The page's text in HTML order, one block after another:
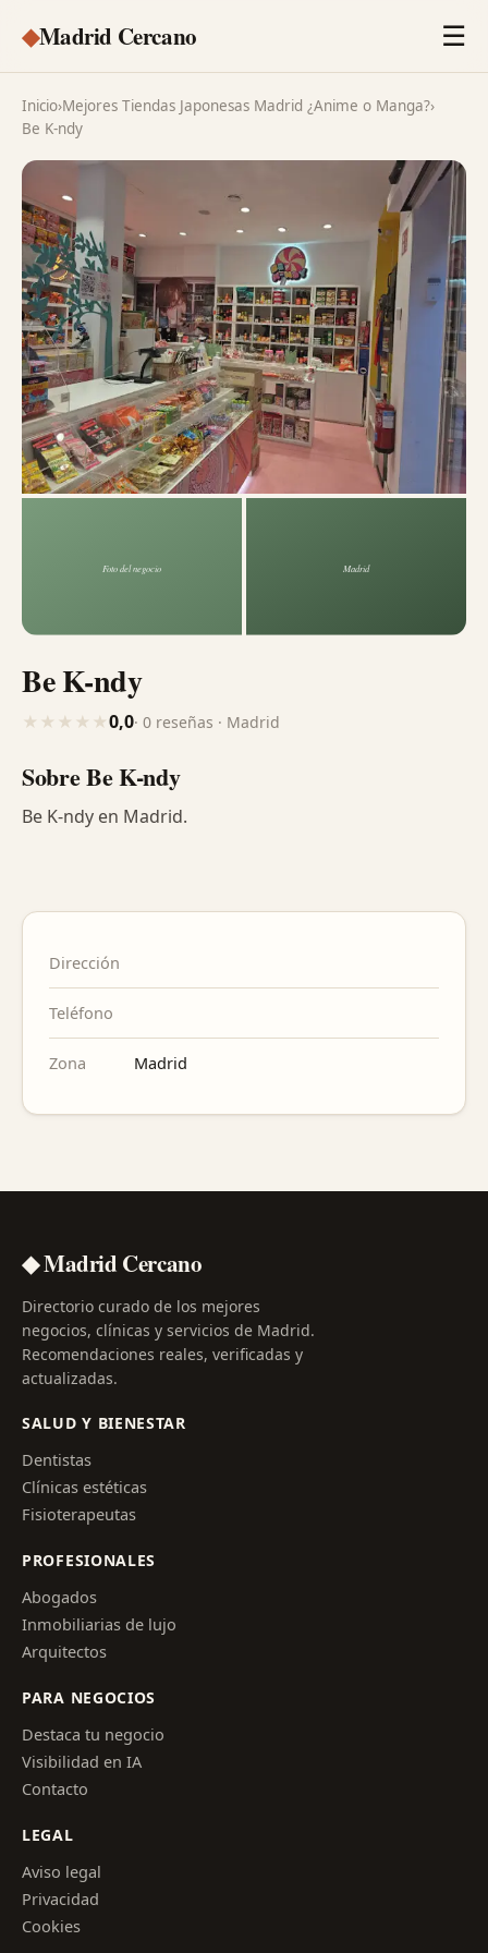
◆Madrid Cercano ☰
Inicio›Mejores Tiendas Japonesas Madrid ¿Anime o Manga?›
Be K-ndy
Be K-ndy
★ ★ ★ ★ ★0,0· 0 reseñas · Madrid
Sobre Be K-ndy
Be K-ndy en Madrid.
Dirección
Teléfono
Zona Madrid
◆ Madrid Cercano
Directorio curado de los mejores
negocios, clínicas y servicios de Madrid.
Recomendaciones reales, verificadas y
actualizadas.
SALUD Y BIENESTAR
Dentistas
Clínicas estéticas
Fisioterapeutas
PROFESIONALES
Abogados
Inmobiliarias de lujo
Arquitectos
PARA NEGOCIOS
Destaca tu negocio
Visibilidad en IA
Contacto
LEGAL
Aviso legal
Privacidad
Cookies